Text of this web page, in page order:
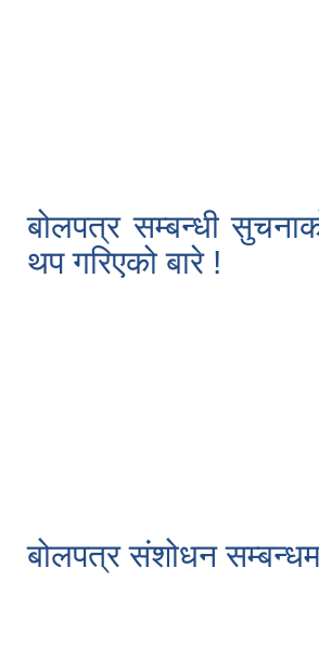
बोलपत्र सम्बन्धी
थप गरिएको बारे !
बोलपत्र संशोधन